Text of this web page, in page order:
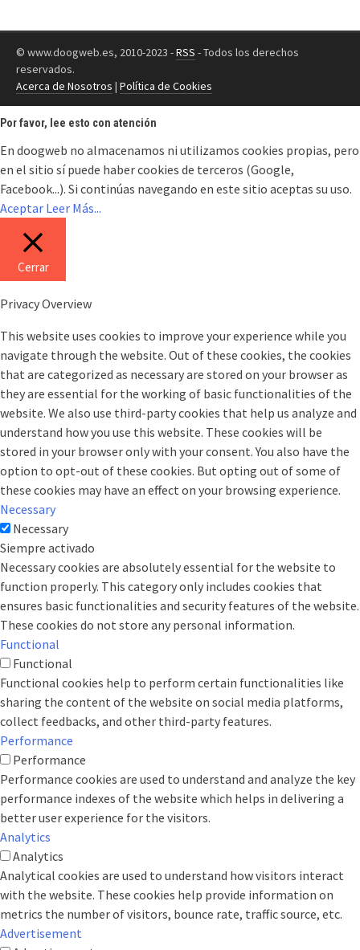
© www.doogweb.es, 2010-2023 -RSS - Todos los derechos
reservados.
Acerca de Nosotros | Política de Cookies
Por favor, lee esto con atención
En doogweb no almacenamos ni utilizamos cookies propias, pero
en el sitio sí puede haber cookies de terceros (Google,
Facebook...). Si continúas navegando en este sitio aceptas su uso.
Aceptar Leer Más...
Cerrar
Privacy Overview
This website uses cookies to improve your experience while you
navigate through the website. Out of these cookies, the cookies
that are categorized as necessary are stored on your browser as
they are essential for the working of basic functionalities of the
website. We also use third-party cookies that help us analyze and
understand how you use this website. These cookies will be
stored in your browser only with your consent. You also have the
option to opt-out of these cookies. But opting out of some of
these cookies may have an effect on your browsing experience.
Necessary
Necessary
Siempre activado
Necessary cookies are absolutely essential for the website to
function properly. This category only includes cookies that
ensures basic functionalities and security features of the website.
These cookies do not store any personal information.
Functional
Functional
Functional cookies help to perform certain functionalities like
sharing the content of the website on social media platforms,
collect feedbacks, and other third-party features.
Performance
Performance
Performance cookies are used to understand and analyze the key
performance indexes of the website which helps in delivering a
better user experience for the visitors.
Analytics
Analytics
Analytical cookies are used to understand how visitors interact
with the website. These cookies help provide information on
metrics the number of visitors, bounce rate, traffic source, etc.
Advertisement